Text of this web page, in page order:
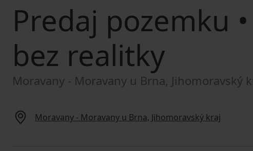
Predaj pozemku
bez realitky
Moravany - Moravany u Brna, Jihomoravský
Moravany - Moravany u Brna, Jihomoravský kraj